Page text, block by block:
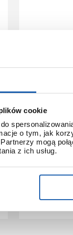
cookie
o tym, jak
mogą
z ich usług.